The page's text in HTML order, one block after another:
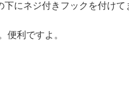
にネジ付きフックを付け
便利ですよ。